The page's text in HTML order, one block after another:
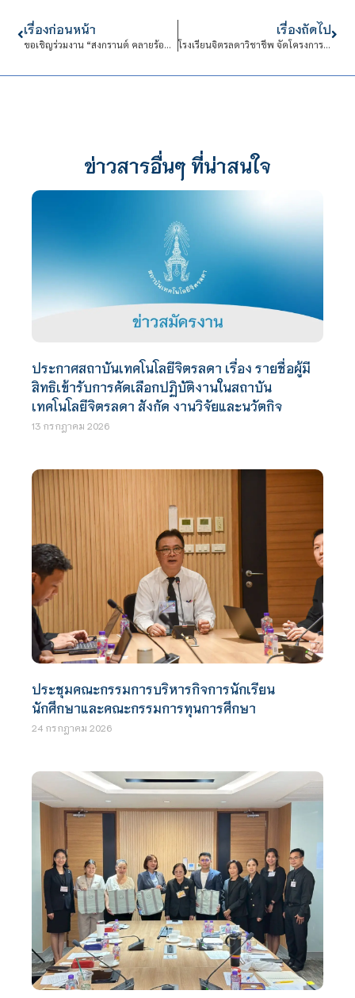
เรื่องก่อนหน้า
ขอเชิญร่วมงาน “สงกรานต์ คลายร้อน ต้อนรับปีใหม่ไทย”
เรื่องถัดไป
โรงเรียนจิตรลดาวิชาชีพ จัดโครงการ “ปฐมนิเทศและค่ายกระชับมิตรจิตรลดา นักเรียนใหม่ ระดับ ปวช. ชั้นปีที่ 1 ประจำปีการศึกษา 2568”
ข่าวสารอื่นๆ ที่น่าสนใจ
ประกาศสถาบันเทคโนโลยีจิตรลดา เรื่อง รายชื่อผู้มี
สิทธิเข้ารับการคัดเลือกปฏิบัติงานในสถาบัน
เทคโนโลยีจิตรลดา สังกัด งานวิจัยและนวัตกิจ
13 กรกฎาคม 2026
ประชุมคณะกรรมการบริหารกิจการนักเรียน
นักศึกษาและคณะกรรมการทุนการศึกษา
24 กรกฎาคม 2026